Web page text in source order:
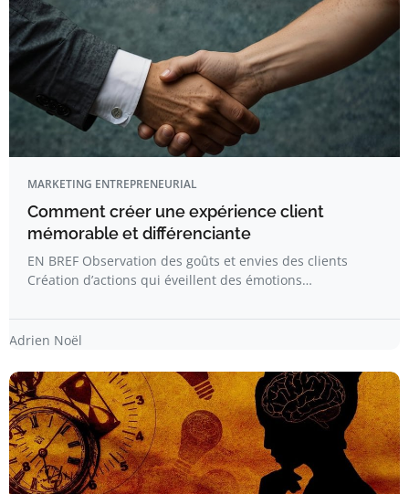
MARKETING ENTREPRENEURIAL
Comment créer une expérience client
mémorable et différenciante
EN BREF Observation des goûts et envies des clients
Création d’actions qui éveillent des émotions…
Adrien Noël